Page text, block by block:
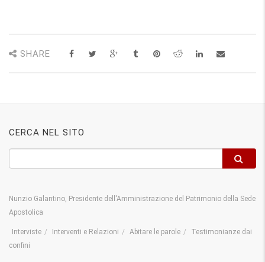
SHARE
CERCA NEL SITO
Nunzio Galantino, Presidente dell'Amministrazione del Patrimonio della Sede
Apostolica
Interviste Interventi e Relazioni Abitare le parole
Testimonianze dai
confini